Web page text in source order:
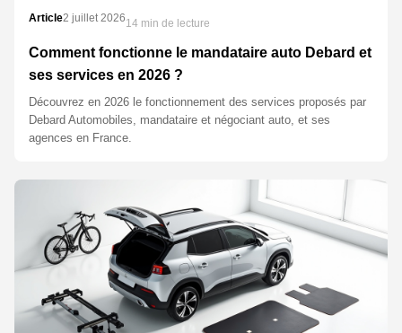
Article2 juillet 202614 min de lecture
Comment fonctionne le mandataire auto Debard et
ses services en 2026 ?
Découvrez en 2026 le fonctionnement des services proposés par
Debard Automobiles, mandataire et négociant auto, et ses
agences en France.